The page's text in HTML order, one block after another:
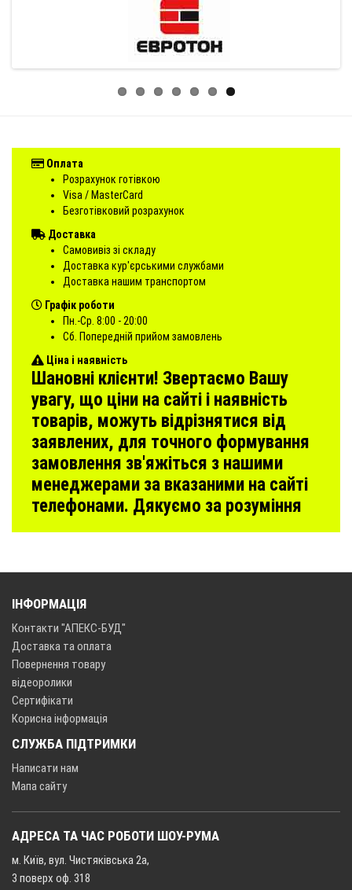
Оплата
Розрахунок готівкою
Visa / MasterCard
Безготівковий розрахунок
Доставка
Самовивіз зі складу
Доставка кур'єрськими службами
Доставка нашим транспортом
Графік роботи
Пн.-Ср. 8:00 - 20:00
Сб. Попередній прийом замовлень
Ціна і наявність
Шановні клієнти! Звертаємо Вашу
увагу, що ціни на сайті і наявність
товарів, можуть відрізнятися від
заявлених, для точного формування
замовлення зв'яжіться з нашими
менеджерами за вказаними на сайті
телефонами. Дякуємо за розуміння
ІНФОРМАЦІЯ
Контакти "АПЕКС-БУД"
Доставка та оплата
Повернення товару
відеоролики
Сертифікати
Корисна інформація
СЛУЖБА ПІДТРИМКИ
Написати нам
Мапа сайту
АДРЕСА ТА ЧАС РОБОТИ ШОУ-РУМА
м. Київ, вул. Чистяківська 2а,
3 поверх оф. 318